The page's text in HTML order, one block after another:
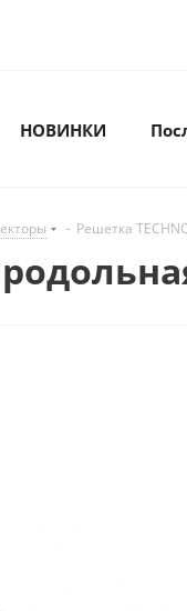
НОВИНКИ
- Решетка